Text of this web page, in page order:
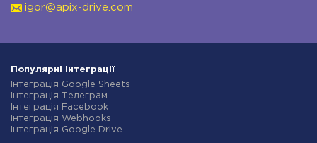
igor@apix-drive.com
Популярні інтеграції
Інтеграція Google Sheets
Інтеграція Телеграм
Інтеграція Facebook
Інтеграція Webhooks
Інтеграція Google Drive